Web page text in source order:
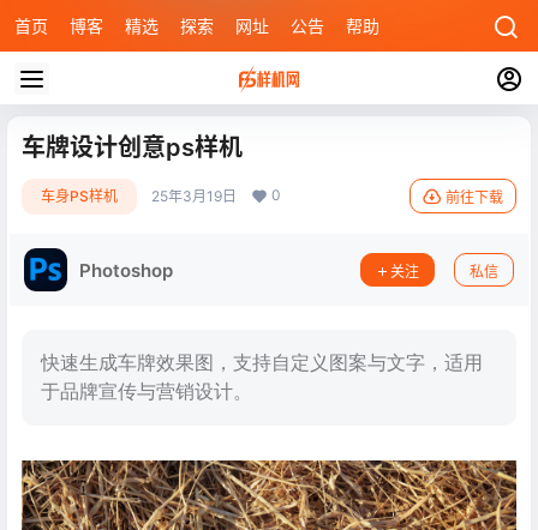
首页 博客 精选 探索 网址 公告 帮助
车牌设计创意ps样机
车身PS样机 25年3月19日 0 前往下载
Photoshop 关注 私信
快速生成车牌效果图，支持自定义图案与文字，适用
于品牌宣传与营销设计。